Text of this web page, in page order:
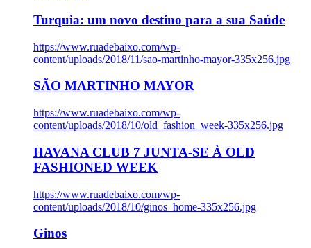
Turquia: um novo destino para a sua Saúde
https://www.ruadebaixo.com/wp-
content/uploads/2018/11/sao-martinho-mayor-335x256.jpg
SÃO MARTINHO MAYOR
https://www.ruadebaixo.com/wp-
content/uploads/2018/10/old_fashion_week-335x256.jpg
HAVANA CLUB 7 JUNTA-SE À OLD
FASHIONED WEEK
https://www.ruadebaixo.com/wp-
content/uploads/2018/10/ginos_home-335x256.jpg
Ginos